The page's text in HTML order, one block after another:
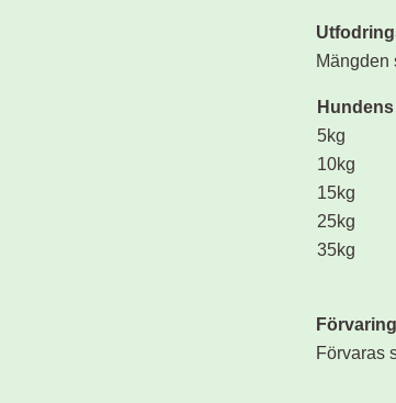
Mängden
5kg
10kg
15kg
25kg
35kg
Förvaring
Förvaras